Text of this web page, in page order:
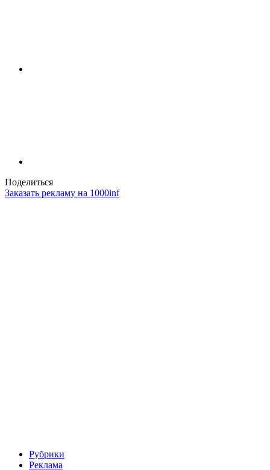
Поделиться
Заказать рекламу на 1000inf
Рубрики
Реклама